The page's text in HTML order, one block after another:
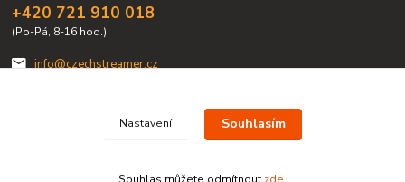
+420 721 910 018
(Po-Pá, 8-16 hod.)
info@czechstreamer.cz
Nastavení Souhlasím